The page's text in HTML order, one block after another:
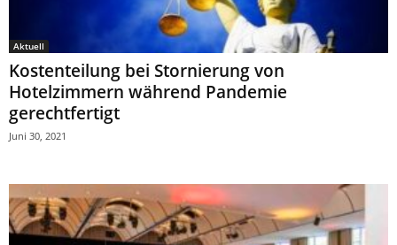
Aktuell
Kostenteilung bei Stornierung von
Hotelzimmern während Pandemie
gerechtfertigt
Juni 30, 2021